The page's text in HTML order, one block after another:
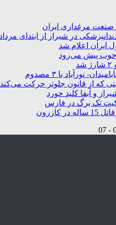
مرغداری ایران
ایران اعلام شد
خوب پیش می‌رود
که از قانون جلوتر حرکت می‌کند
و آبفا کلید خورد
تک برگ در فارس